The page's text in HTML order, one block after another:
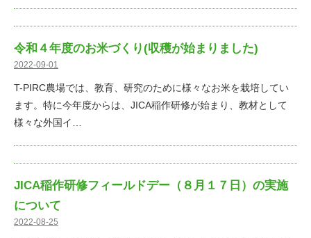
令和４年度のお米づくり(収穫が始まりました)
2022-09-01
T-PIRC農場では、教育、研究のために様々なお米を栽培してい
ます。特に今年度からは、JICA稲作研修が始まり、教材として
様々な外国イ…
JICA稲作研修フィールドデー（８月１７日）の実施
について
2022-08-25